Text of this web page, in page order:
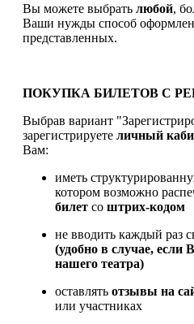
Вы можете выбрать любой,
Ваши нужды способ
представленных.
ПОКУПКА БИЛЕТОВ С
Выбрав вариант
зарегистрируете личный
Вам:
иметь
котором возможно
билет со штрих-кодом
не вводить каждый раз
(удобно в случае,
нашего театра)
оставлять отзывы на
или участниках